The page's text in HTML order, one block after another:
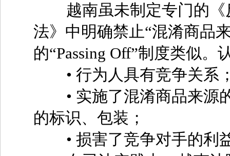
越南虽未制定专门的《
法》中明确禁止“混淆商品
的“Passing Off”制度类似
• 行为人具有竞争关系
• 实施了混淆商品来源
的标识、包装；
• 损害了竞争对手的利